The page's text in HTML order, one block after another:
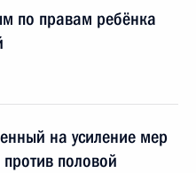
по правам ребёнка
на усиление мер
половой